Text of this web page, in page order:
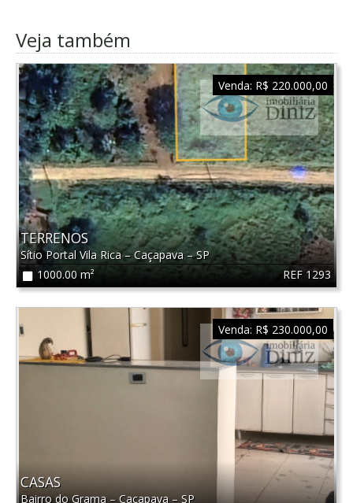
Veja também
REF 1293
TERRENOS
Sítio Portal Vila Rica–Caçapava–SP
1000.00 m²
Venda: R$ 220.000,00
CASAS
Bairro do Grama – Caçapava – SP
Venda: R$ 230.000,00